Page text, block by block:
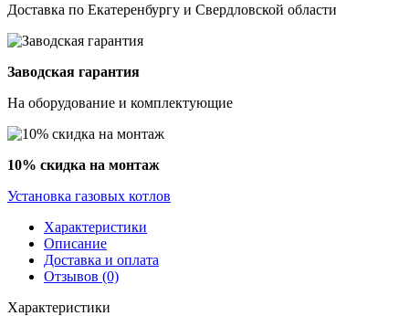
Доставка по Екатеренбургу и Свердловской области
Заводская гарантия
На оборудование и комплектующие
10% скидка на монтаж
Установка газовых котлов
Характеристики
Описание
Доставка и оплата
Отзывов (0)
Характеристики